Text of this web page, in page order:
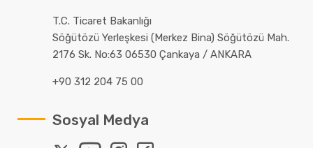
T.C. Ticaret Bakanlığı
Söğütözü Yerleşkesi (Merkez Bina) Söğütözü Mah.
2176 Sk. No:63 06530 Çankaya / ANKARA
+90 312 204 75 00
Sosyal Medya